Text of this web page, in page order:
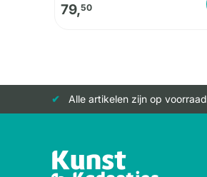
79,50
Alle artikelen zijn op voorraad